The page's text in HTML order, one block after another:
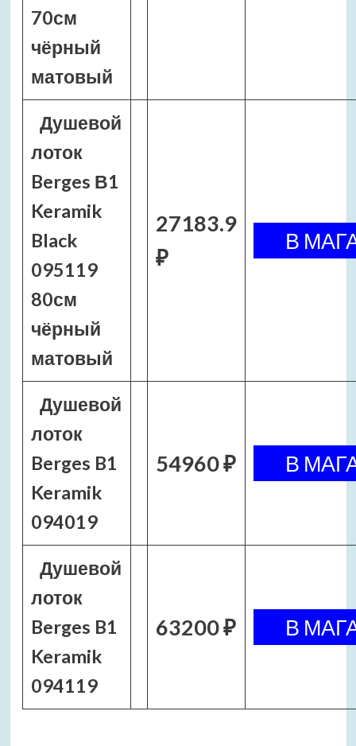
70см
чёрный
матовый
Душевой
лоток
Berges В1
Keramik
Black
095119
80см
чёрный
матовый
27183.9
₽
Душевой
лоток
Berges B1
Keramik
094019
54960 ₽
Душевой
лоток
Berges B1
Keramik
094119
63200 ₽